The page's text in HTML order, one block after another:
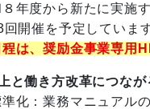
度から新たに実施す
催を予定していま
は、奨励金事業専用
と働き方改革につなが
：業務マニュアルの